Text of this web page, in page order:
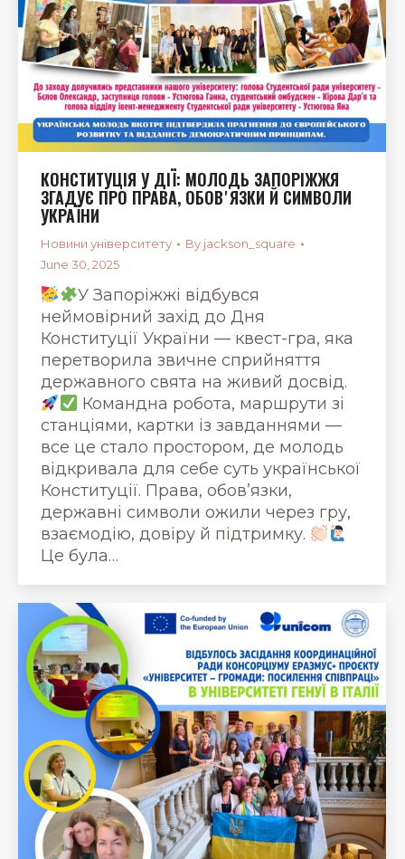
КОНСТИТУЦІЯ У ДІЇ: МОЛОДЬ ЗАПОРІЖЖЯ
ЗГАДУЄ ПРО ПРАВА, ОБОВʼЯЗКИ Й СИМВОЛИ
УКРАЇНИ
Новини університету By jackson_square
June 30, 2025
У Запоріжжі відбувся
неймовірний захід до Дня
Конституції України — квест-гра, яка
перетворила звичне сприйняття
державного свята на живий досвід.
Командна робота, маршрути зі
станціями, картки із завданнями —
все це стало простором, де молодь
відкривала для себе суть української
Конституції. Права, обов’язки,
державні символи ожили через гру,
взаємодію, довіру й підтримку.
Це була…